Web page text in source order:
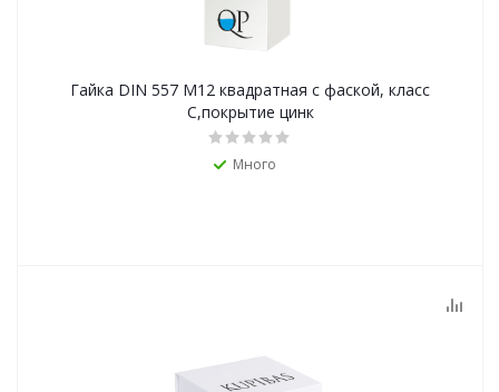
Гайка DIN 557 М12 квадратная с фаской, класс
С,покрытие цинк
Много